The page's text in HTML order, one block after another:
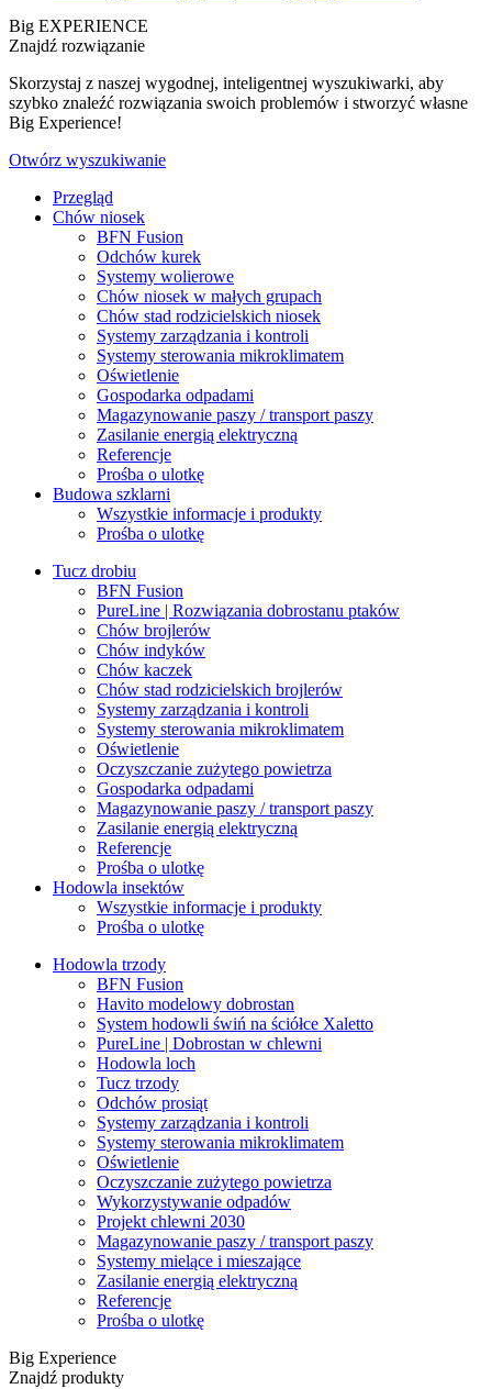
Big EXPERIENCE
Znajdź rozwiązanie
Skorzystaj z naszej wygodnej, inteligentnej wyszukiwarki, aby
szybko znaleźć rozwiązania swoich problemów i stworzyć własne
Big Experience!
Otwórz wyszukiwanie
Przegląd
Chów niosek
BFN Fusion
Odchów kurek
Systemy wolierowe
Chów niosek w małych grupach
Chów stad rodzicielskich niosek
Systemy zarządzania i kontroli
Systemy sterowania mikroklimatem
Oświetlenie
Gospodarka odpadami
Magazynowanie paszy / transport paszy
Zasilanie energią elektryczną
Referencje
Prośba o ulotkę
Budowa szklarni
Wszystkie informacje i produkty
Prośba o ulotkę
Tucz drobiu
BFN Fusion
PureLine | Rozwiązania dobrostanu ptaków
Chów brojlerów
Chów indyków
Chów kaczek
Chów stad rodzicielskich brojlerów
Systemy zarządzania i kontroli
Systemy sterowania mikroklimatem
Oświetlenie
Oczyszczanie zużytego powietrza
Gospodarka odpadami
Magazynowanie paszy / transport paszy
Zasilanie energią elektryczną
Referencje
Prośba o ulotkę
Hodowla insektów
Wszystkie informacje i produkty
Prośba o ulotkę
Hodowla trzody
BFN Fusion
Havito modelowy dobrostan
System hodowli świń na ściółce Xaletto
PureLine | Dobrostan w chlewni
Hodowla loch
Tucz trzody
Odchów prosiąt
Systemy zarządzania i kontroli
Systemy sterowania mikroklimatem
Oświetlenie
Oczyszczanie zużytego powietrza
Wykorzystywanie odpadów
Projekt chlewni 2030
Magazynowanie paszy / transport paszy
Systemy mielące i mieszające
Zasilanie energią elektryczną
Referencje
Prośba o ulotkę
Big Experience
Znajdź produkty